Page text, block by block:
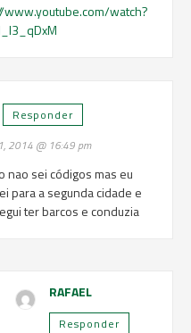
www.youtube.com/watch?
Responder
2014 @ 16:49 pm
nao sei códigos mas eu
para a segunda cidade e
ter barcos e conduzia
RAFAEL
Responder